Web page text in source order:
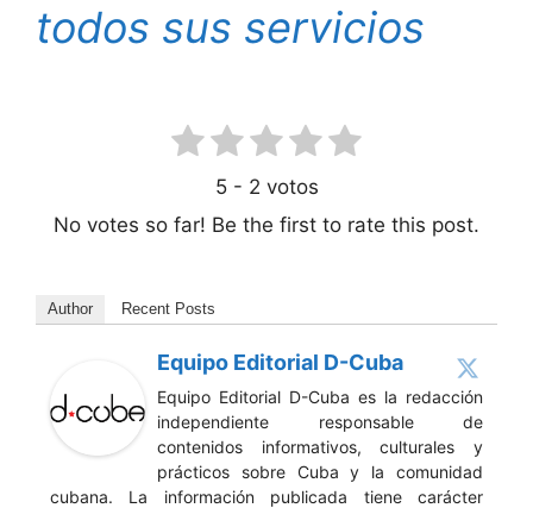
todos sus servicios
5- 2 votos
No votes so far! Be the first to rate this post.
Author Recent Posts
Equipo Editorial D-Cuba
Equipo Editorial D-Cuba es la redacción
independiente responsable de
contenidos informativos, culturales y
prácticos sobre Cuba y la comunidad
cubana. La información publicada tiene carácter